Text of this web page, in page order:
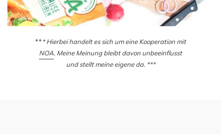
*** Hierbei handelt es sich um eine Kooperation mit
NOA. Meine Meinung bleibt davon unbeeinflusst
und stellt meine eigene da. ***